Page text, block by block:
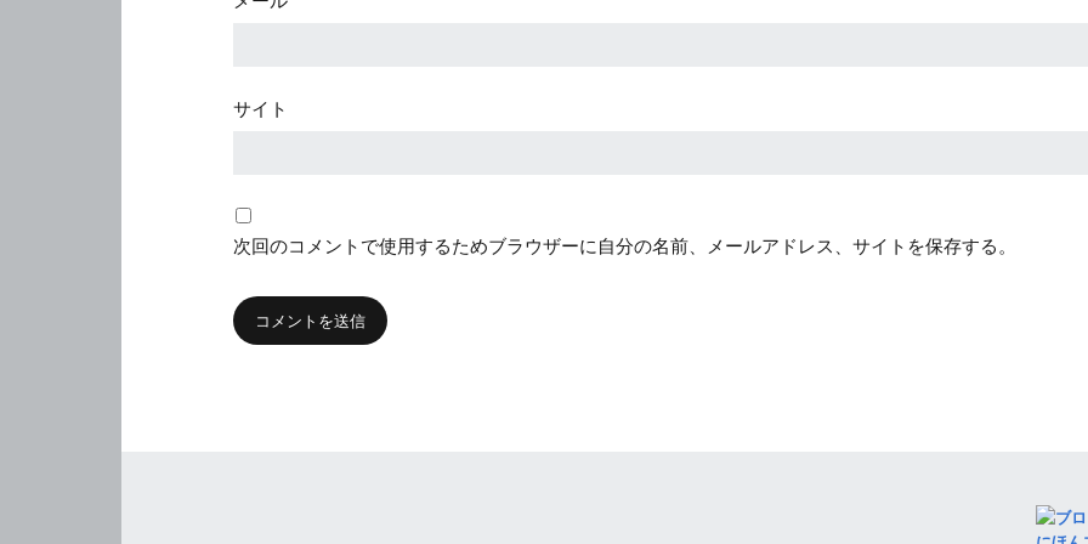
サイト
次回のコメントで使用するためブラウザーに自分の名前、メールアドレス、サイトを保存する。